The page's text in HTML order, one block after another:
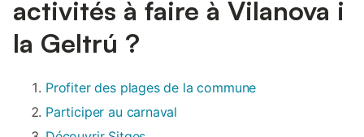
activités à faire à Vilanova i
la Geltrú ?
Profiter des plages de la commune
Participer au carnaval